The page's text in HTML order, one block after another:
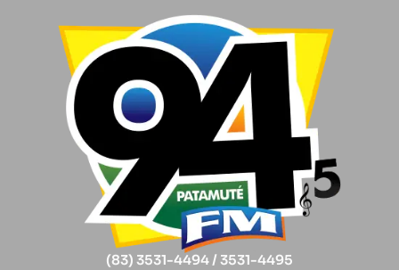
(83) 3531-4494 / 3531-4495